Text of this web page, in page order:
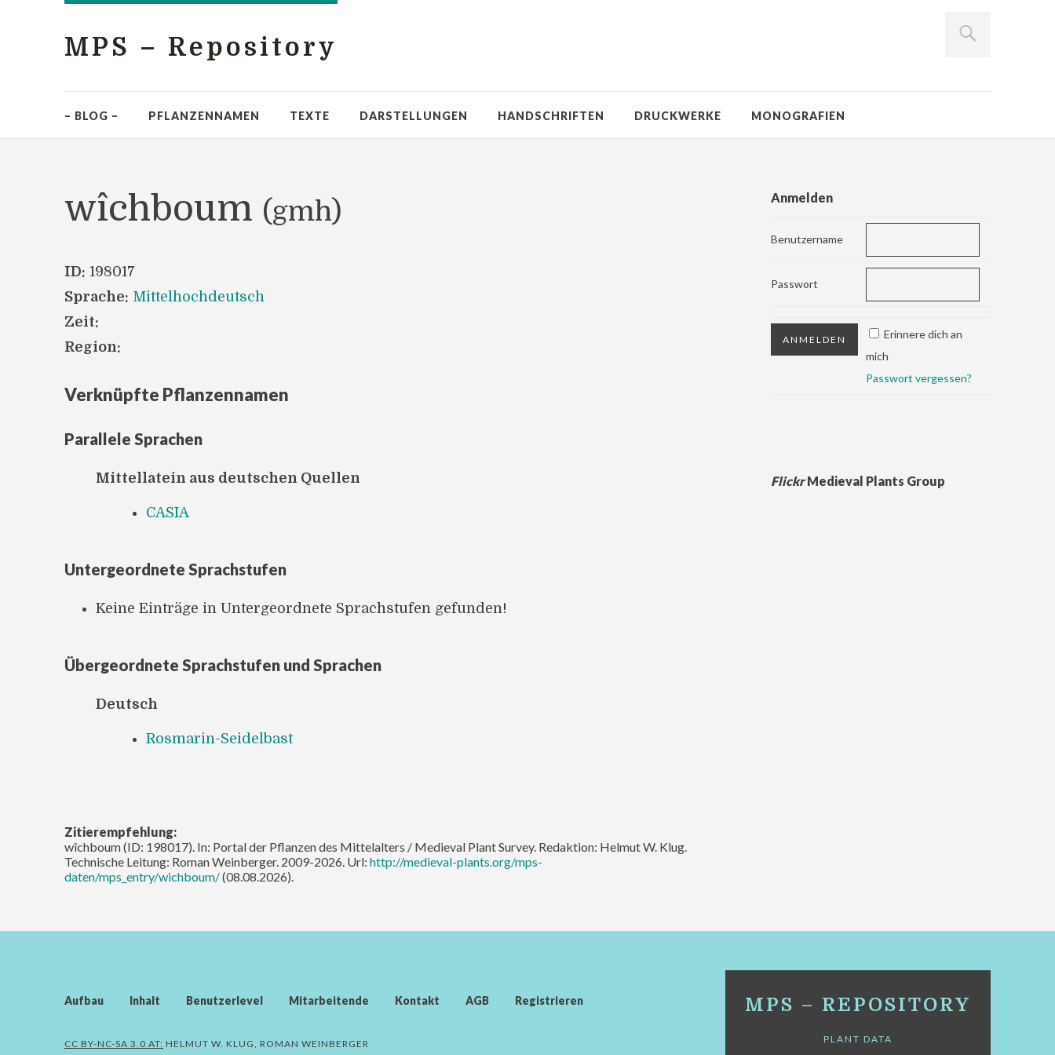
MPS – Repository
– BLOG – PFLANZENNAMEN TEXTE DARSTELLUNGEN HANDSCHRIFTEN DRUCKWERKE MONOGRAFIEN
wîchboum (gmh)
ID: 198017
Sprache: Mittelhochdeutsch
Zeit:
Region:
Verknüpfte Pflanzennamen
Parallele Sprachen
Mittellatein aus deutschen Quellen
CASIA
Untergeordnete Sprachstufen
Keine Einträge in Untergeordnete Sprachstufen gefunden!
Übergeordnete Sprachstufen und Sprachen
Deutsch
Rosmarin-Seidelbast
Zitierempfehlung:
wîchboum (ID: 198017). In: Portal der Pflanzen des Mittelalters / Medieval Plant Survey. Redaktion: Helmut W. Klug.
Technische Leitung: Roman Weinberger. 2009-2026. Url: http://medieval-plants.org/mps-
daten/mps_entry/wichboum/(08.08.2026).
Anmelden
Benutzername
Passwort
Erinnere dich an
mich
Passwort vergessen?
FlickrMedieval Plants Group
Aufbau Inhalt Benutzerlevel Mitarbeitende Kontakt AGB Registrieren
CC BY-NC-SA 3.0 AT: HELMUT W. KLUG, ROMAN WEINBERGER
MPS – REPOSITORY
PLANT DATA